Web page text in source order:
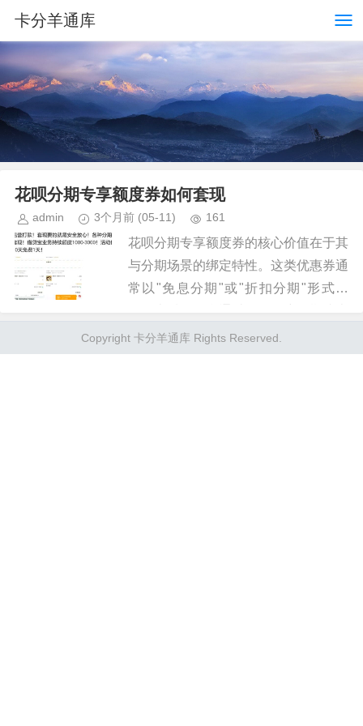
卡分羊通库
花呗分期专享额度券如何套现
admin 3个月前 (05-11) 161
花呗分期专享额度券的核心价值在于其
与分期场景的绑定特性。这类优惠券通
常以"免息分期"或"折扣分期"形式出
换取消费转化。套现操作的关键在于精
准匹配券种与消费场景，例如在...
Copyright 卡分羊通库 Rights Reserved.